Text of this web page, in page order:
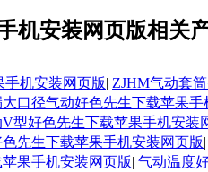
机安装网页版相关
机安装网页版| ZJHM气动套
口径气动好色先生下载苹果手
型好色先生下载苹果手机安装
先生下载苹果手机安装网页版|
果手机安装网页版| 气动温度